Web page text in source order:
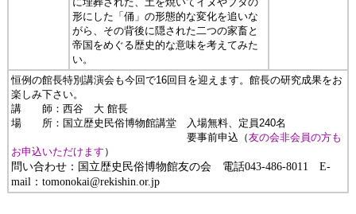
形にした「俑」の形態的な変化を追いな
がら、その背後に隠された二つの家畜と
帝国をめぐる歴史的な意味を考えてみた
い。
恒例の館長特別講演会も今回で16回目を迎えます。館長の研究成果をお
楽しみ下さい。
講 師：西谷 大 館長
場 所：国立歴史民俗博物館講堂 入場無料、定員240名
要事前申込（友の会非会員の方も
お申込いただけます ）
問い合わせ：国立歴史民俗博物館友の会 電話043-486-8011 E-
mail：tomonokai@rekishin.or.jp